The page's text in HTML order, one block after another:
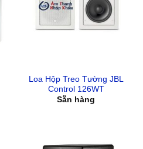
Loa Hộp Treo Tường JBL
Control 126WT
Sẵn hàng